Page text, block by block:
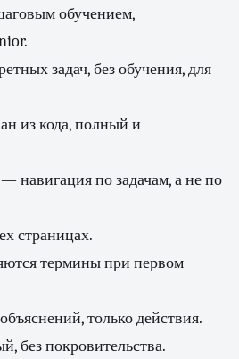
обучением,
задач, без обучения, для
из кода, полный и
навигация по задачам, а не по
страницах.
термины при первом
только действия.
без покровительства.